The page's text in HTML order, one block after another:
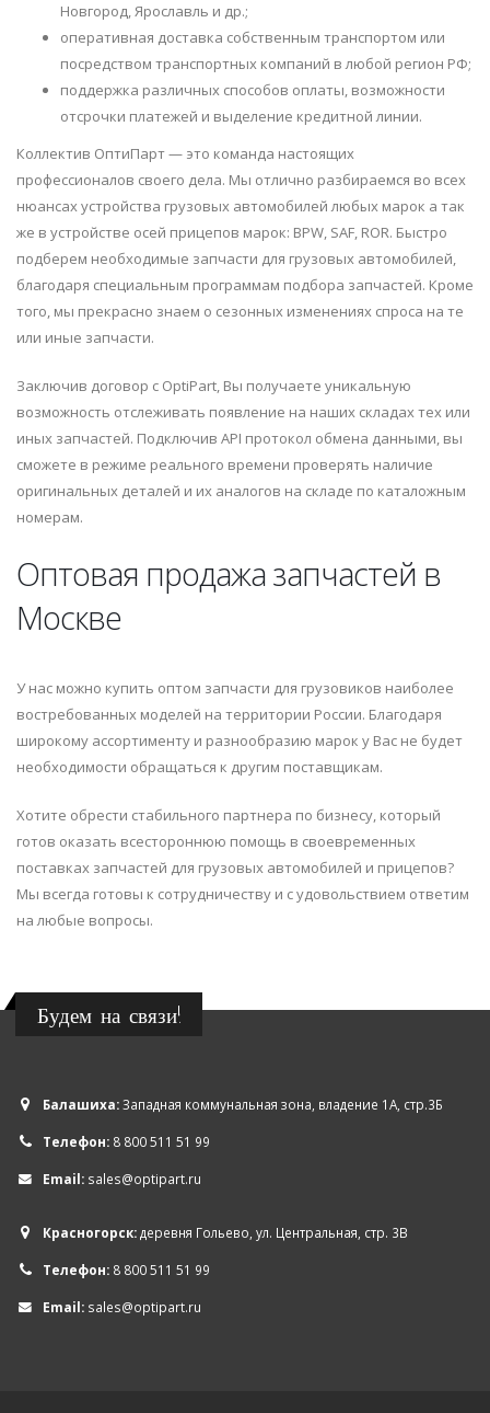
Новгород, Ярославль и др.;
оперативная доставка собственным транспортом или
посредством транспортных компаний в любой регион РФ;
поддержка различных способов оплаты, возможности
отсрочки платежей и выделение кредитной линии.
Коллектив ОптиПарт — это команда настоящих
профессионалов своего дела. Мы отлично разбираемся во всех
нюансах устройства грузовых автомобилей любых марок а так
же в устройстве осей прицепов марок: BPW, SAF, ROR. Быстро
подберем необходимые запчасти для грузовых автомобилей,
благодаря специальным программам подбора запчастей. Кроме
того, мы прекрасно знаем о сезонных изменениях спроса на те
или иные запчасти.
Заключив договор с OptiPart, Вы получаете уникальную
возможность отслеживать появление на наших складах тех или
иных запчастей. Подключив API протокол обмена данными, вы
сможете в режиме реального времени проверять наличие
оригинальных деталей и их аналогов на складе по каталожным
номерам.
Оптовая продажа запчастей в
Москве
У нас можно купить оптом запчасти для грузовиков наиболее
востребованных моделей на территории России. Благодаря
широкому ассортименту и разнообразию марок у Вас не будет
необходимости обращаться к другим поставщикам.
Хотите обрести стабильного партнера по бизнесу, который
готов оказать всестороннюю помощь в своевременных
поставках запчастей для грузовых автомобилей и прицепов?
Мы всегда готовы к сотрудничеству и с удовольствием ответим
на любые вопросы.
Будем на связи!
Балашиха:Западная коммунальная зона, владение 1А, стр.3Б
Телефон: 8 800 511 51 99
Email: sales@optipart.ru
Красногорск:деревня Гольево, ул. Центральная, стр. 3В
Телефон: 8 800 511 51 99
Email: sales@optipart.ru